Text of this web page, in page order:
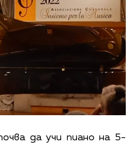
да учи пиано на 5-